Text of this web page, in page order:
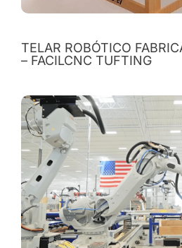
TELAR ROBÓTICO
– FACILCNC TUFTING